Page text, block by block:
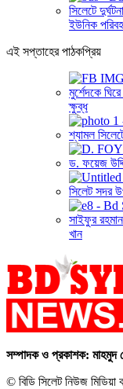
সিলেটে
ইউনিক
এই সপ্তাহের পাঠকপ্রিয়
মুর্শেদকে
ক্ষুব্ধ
শ্যামল
ড. ফয়েজ
সিলেট সদর
সাইফুর
খান
সম্পাদক ও প্রকাশক: মাহমুদ
© বিডি সিলেট নিউজ